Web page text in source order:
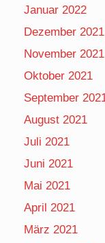
Januar 2022
Dezember 2021
November 2021
Oktober 2021
September
August 2021
Juli 2021
Juni 2021
Mai 2021
April 2021
März 2021